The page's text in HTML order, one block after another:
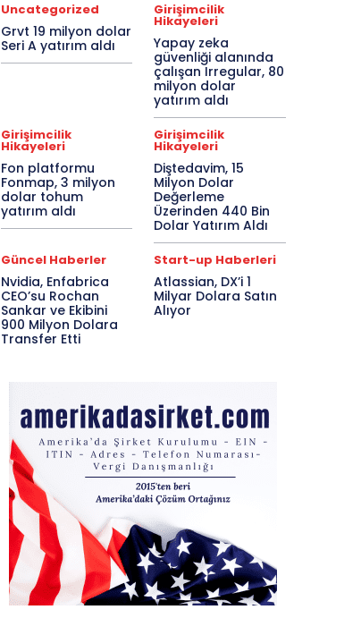
Uncategorized
Grvt 19 milyon dolar
Seri A yatırım aldı
Girişimcilik
Hikayeleri
Yapay zeka
güvenliği alanında
çalışan Irregular, 80
milyon dolar
yatırım aldı
Girişimcilik
Hikayeleri
Fon platformu
Fonmap, 3 milyon
dolar tohum
yatırım aldı
Girişimcilik
Hikayeleri
Diştedavim, 15
Milyon Dolar
Değerleme
Üzerinden 440 Bin
Dolar Yatırım Aldı
Güncel Haberler
Nvidia, Enfabrica
CEO’su Rochan
Sankar ve Ekibini
900 Milyon Dolara
Transfer Etti
Start-up Haberleri
Atlassian, DX’i 1
Milyar Dolara Satın
Alıyor